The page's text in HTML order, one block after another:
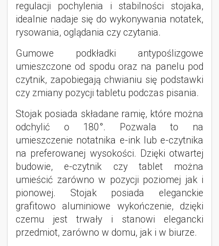
regulacji pochylenia i stabilności stojaka,
idealnie nadaje się do wykonywania notatek,
rysowania, oglądania czy czytania.
Gumowe podkładki antypoślizgowe
umieszczone od spodu oraz na panelu pod
czytnik, zapobiegają chwianiu się podstawki
czy zmiany pozycji tabletu podczas pisania.
Stojak posiada składane ramię, które można
odchylić o 180°. Pozwala to na
umieszczenie notatnika e-ink lub e-czytnika
na preferowanej wysokości. Dzięki otwartej
budowie, e-czytnik czy tablet można
umieścić zarówno w pozycji poziomej jak i
pionowej. Stojak posiada eleganckie
grafitowo aluminiowe wykończenie, dzięki
czemu jest trwały i stanowi elegancki
przedmiot, zarówno w domu, jak i w biurze.